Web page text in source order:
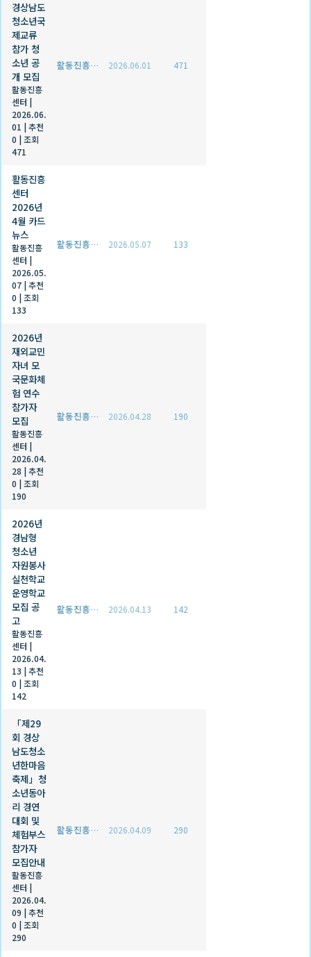
경상남도
청소년국
제교류
참가 청
소년 공
개 모집
활동진흥
센터 |
2026.06.
01 |추천
0 |조회
471
활동진흥센터 2026.06.01 471
활동진흥
센터
2026년
4월 카드
뉴스
활동진흥
센터 |
2026.05.
07 |추천
0 |조회
133
활동진흥센터 2026.05.07 133
2026년
재외교민
자녀 모
국문화체
험 연수
참가자
모집
활동진흥
센터 |
2026.04.
28 |추천
0 |조회
190
활동진흥센터 2026.04.28 190
2026년
경남형
청소년
자원봉사
실천학교
운영학교
모집 공
고
활동진흥
센터 |
2026.04.
13 |추천
0 |조회
142
활동진흥센터 2026.04.13 142
「제29
회 경상
남도청소
년한마음
축제」청
소년동아
리 경연
대회 및
체험부스
참가자
모집안내
활동진흥
센터 |
2026.04.
09 |추천
0 |조회
290
활동진흥센터 2026.04.09 290